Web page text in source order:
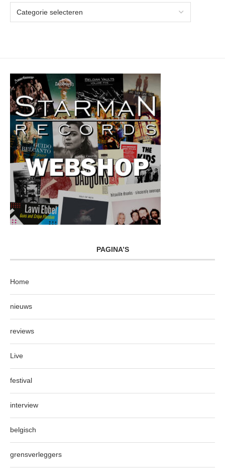
PAGINA’S
Home
nieuws
reviews
Live
festival
interview
belgisch
grensverleggers